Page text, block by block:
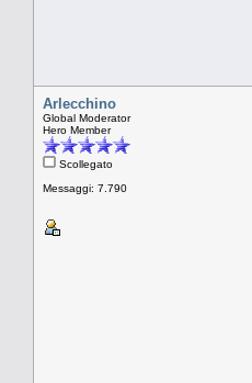
Arlecchino
Global Moderator
Hero Member
Scollegato
Messaggi: 7.790